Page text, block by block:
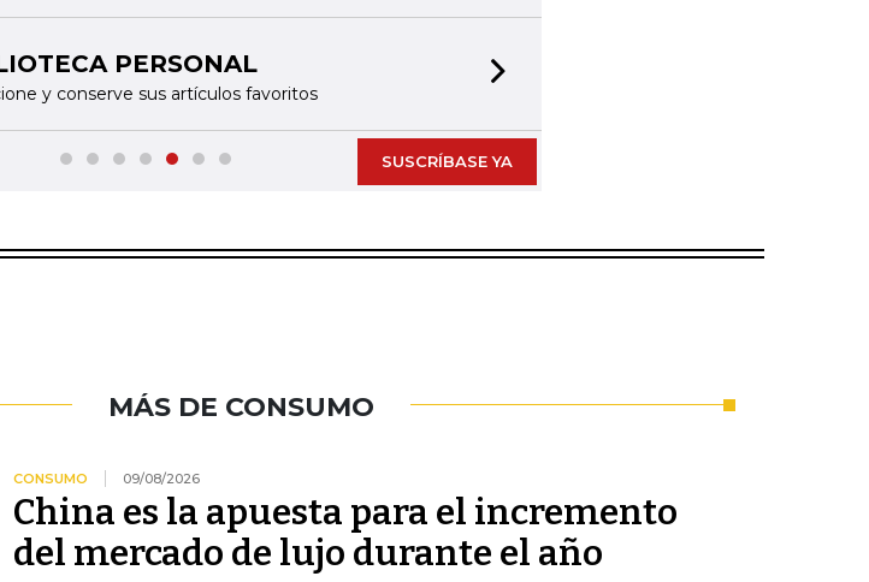
PERSONAL
y conserve sus artículos favoritos
SUSCRÍBASE YA
MÁS DE CONSUMO
CONSUMO 09/08/2026
China es la apuesta para el incremento
del mercado de lujo durante el año